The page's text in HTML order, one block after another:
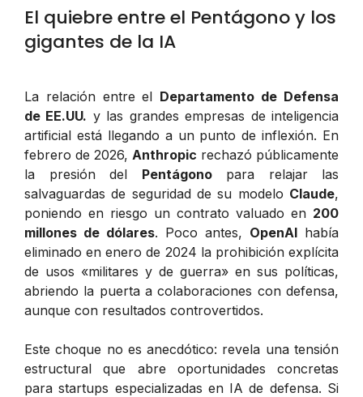
El quiebre entre el Pentágono y los
gigantes de la IA
La relación entre el Departamento de Defensa
de EE.UU. y las grandes empresas de inteligencia
artificial está llegando a un punto de inflexión. En
febrero de 2026, Anthropic rechazó públicamente
la presión del Pentágonopara relajar las
salvaguardas de seguridad de su modelo Claude,
poniendo en riesgo un contrato valuado en 200
millones de dólares. Poco antes, OpenAI había
eliminado en enero de 2024 la prohibición explícita
de usos «militares y de guerra» en sus políticas,
abriendo la puerta a colaboraciones con defensa,
aunque con resultados controvertidos.
Este choque no es anecdótico: revela una tensión
estructural que abre oportunidades concretas
para startups especializadas en IA de defensa. Si